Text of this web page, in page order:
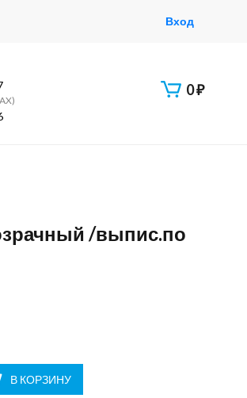
Вход
0₽
/выпис.по
В КОРЗИНУ